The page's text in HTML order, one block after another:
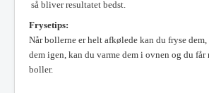
så bliver resultatet bedst.
Frysetips:
Når bollerne er helt afkølede kan du fryse dem,
dem igen, kan du varme dem i ovnen og du
boller.